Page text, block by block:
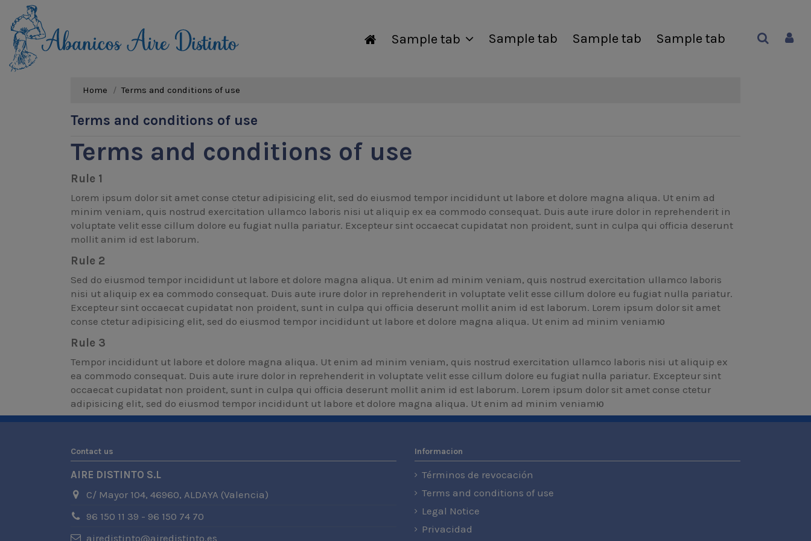
Sample tab Sample tab Sample tab Sample tab
Home Terms and conditions of use
Terms and conditions of use
Terms and conditions of use
Rule 1
Lorem ipsum dolor sit amet conse ctetur adipisicing elit, sed do eiusmod tempor incididunt ut labore et dolore magna aliqua. Ut enim ad
minim veniam, quis nostrud exercitation ullamco laboris nisi ut aliquip ex ea commodo consequat. Duis aute irure dolor in reprehenderit in
voluptate velit esse cillum dolore eu fugiat nulla pariatur. Excepteur sint occaecat cupidatat non proident, sunt in culpa qui officia deserunt
mollit anim id est laborum.
Rule 2
Sed do eiusmod tempor incididunt ut labore et dolore magna aliqua. Ut enim ad minim veniam, quis nostrud exercitation ullamco laboris
nisi ut aliquip ex ea commodo consequat. Duis aute irure dolor in reprehenderit in voluptate velit esse cillum dolore eu fugiat nulla pariatur.
Excepteur sint occaecat cupidatat non proident, sunt in culpa qui officia deserunt mollit anim id est laborum. Lorem ipsum dolor sit amet
conse ctetur adipisicing elit, sed do eiusmod tempor incididunt ut labore et dolore magna aliqua. Ut enim ad minim veniamю
Rule 3
Tempor incididunt ut labore et dolore magna aliqua. Ut enim ad minim veniam, quis nostrud exercitation ullamco laboris nisi ut aliquip ex
ea commodo consequat. Duis aute irure dolor in reprehenderit in voluptate velit esse cillum dolore eu fugiat nulla pariatur. Excepteur sint
occaecat cupidatat non proident, sunt in culpa qui officia deserunt mollit anim id est laborum. Lorem ipsum dolor sit amet conse ctetur
adipisicing elit, sed do eiusmod tempor incididunt ut labore et dolore magna aliqua. Ut enim ad minim veniamю
Contact us
AIRE DISTINTO S.L
C/ Mayor 104, 46960, ALDAYA (Valencia)
96 150 11 39 - 96 150 74 70
airedistinto@airedistinto.es
Informacion
Términos de revocación
Terms and conditions of use
Legal Notice
Privacidad